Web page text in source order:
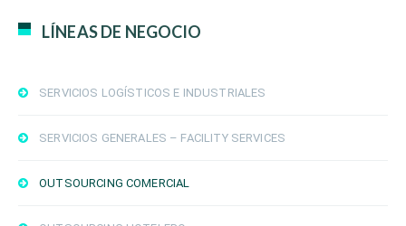
LÍNEAS DE NEGOCIO
SERVICIOS LOGÍSTICOS E INDUSTRIALES
SERVICIOS GENERALES – FACILITY SERVICES
OUTSOURCING COMERCIAL